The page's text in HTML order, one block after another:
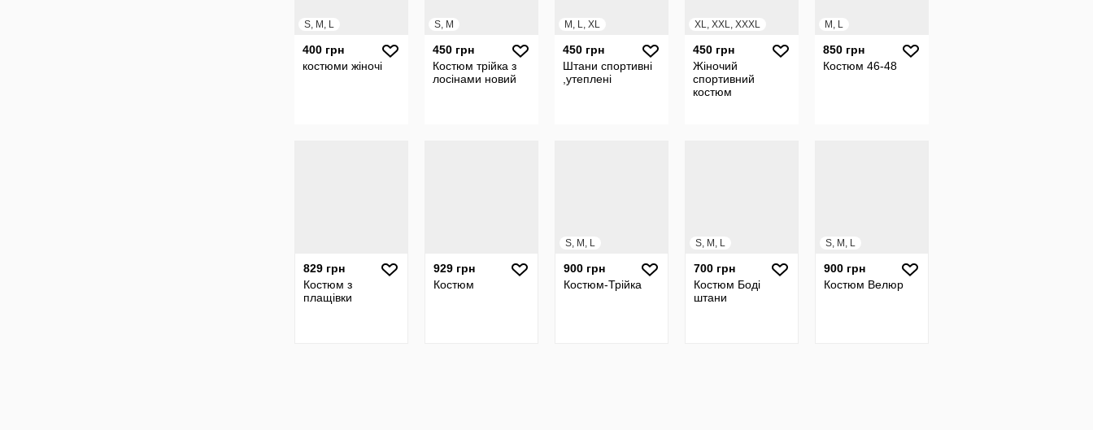
S, M, L
400 грн
костюми жіночі
S, M
450 грн
Костюм трійка з
лосінами новий
M, L, XL
450 грн
Штани спортивні
,утеплені
XL, XXL, XXXL
450 грн
Жіночий
спортивний
костюм
M, L
850 грн
Костюм 46-48
829 грн
Костюм з
плащівки
929 грн
Костюм
S, M, L
900 грн
Костюм-Трійка
S, M, L
700 грн
Костюм Боді
штани
S, M, L
900 грн
Костюм Велюр